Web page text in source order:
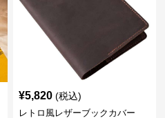
¥5,820 (税込)
レトロ風レザーブックカバー